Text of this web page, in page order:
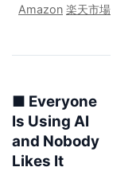
Amazon 楽天市場
■ Everyone
Is Using AI
and Nobody
Likes It